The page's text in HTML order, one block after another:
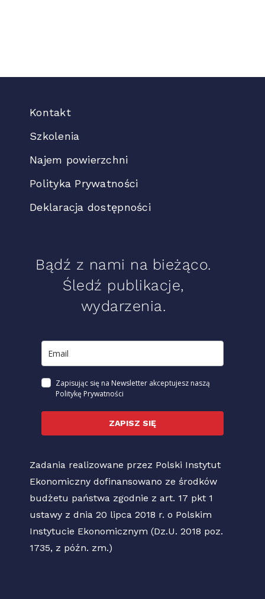
Kontakt
Szkolenia
Najem powierzchni
Polityka Prywatności
Deklaracja dostępności
Bądź z nami na bieżąco.
Śledź publikacje,
wydarzenia.
Zapisując się na Newsletter akceptujesz naszą
Politykę Prywatności
ZAPISZ SIĘ
Zadania realizowane przez Polski Instytut
Ekonomiczny dofinansowano ze środków
budżetu państwa zgodnie z art. 17 pkt 1
ustawy z dnia 20 lipca 2018 r. o Polskim
Instytucie Ekonomicznym (Dz.U. 2018 poz.
1735, z późn. zm.)